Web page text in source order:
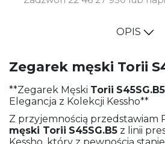
OPIS
Zegarek męski Torii
**Zegarek Męski Torii S45SG.B5
Elegancja z Kolekcji Kessho**
Z przyjemnością przedstawiam
męski Torii S45SG.B5 z linii